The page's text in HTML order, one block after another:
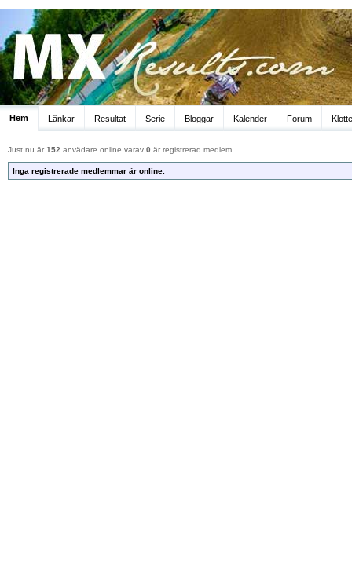
Hem Länkar Resultat Serie Bloggar Kalender Forum
Just nu är 152 anvädare online varav 0 är registrerad medlem.
Inga registrerade medlemmar är online.